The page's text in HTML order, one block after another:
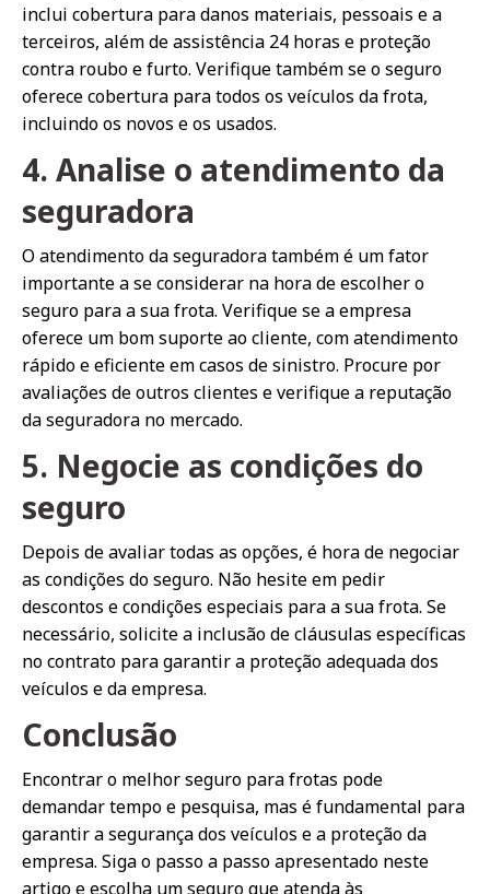
inclui cobertura para danos materiais, pessoais e a
terceiros, além de assistência 24 horas e proteção
contra roubo e furto. Verifique também se o seguro
oferece cobertura para todos os veículos da frota,
incluindo os novos e os usados.
4. Analise o atendimento da
seguradora
O atendimento da seguradora também é um fator
importante a se considerar na hora de escolher o
seguro para a sua frota. Verifique se a empresa
oferece um bom suporte ao cliente, com atendimento
rápido e eficiente em casos de sinistro. Procure por
avaliações de outros clientes e verifique a reputação
da seguradora no mercado.
5. Negocie as condições do
seguro
Depois de avaliar todas as opções, é hora de negociar
as condições do seguro. Não hesite em pedir
descontos e condições especiais para a sua frota. Se
necessário, solicite a inclusão de cláusulas específicas
no contrato para garantir a proteção adequada dos
veículos e da empresa.
Conclusão
Encontrar o melhor seguro para frotas pode
demandar tempo e pesquisa, mas é fundamental para
garantir a segurança dos veículos e a proteção da
empresa. Siga o passo a passo apresentado neste
artigo e escolha um seguro que atenda às